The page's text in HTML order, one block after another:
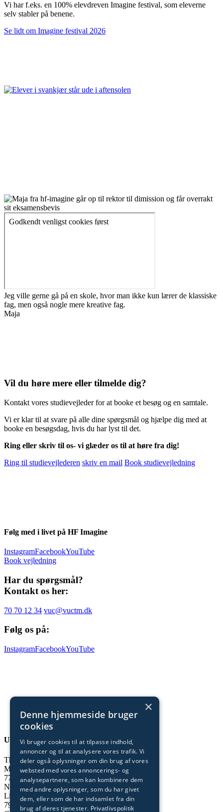
Vi har f.eks. en 100% elevdreven Imagine festival, som eleverne
selv stabler på benene.
Se lidt om Imagine festival 2026
Jeg ville gerne gå på en skole, hvor man ikke kun lærer de klassiske
fag, men også nogle mere kreative fag.
Maja
Vil du høre mere eller tilmelde dig?
Kontakt vores studievejleder for at booke et besøg og en samtale.
Vi er klar til at svare på alle dine spørgsmål og hjælpe dig med at
booke en besøgsdag, hvis du har lyst til det.
Ring eller skriv til os- vi glæder os til at høre fra dig!
Ring til studievejlederen skriv en mail Book studievejledning
Følg med i livet på HF Imagine
InstagramFacebookYouTube
Book vejledning
Har du spørgsmål?
Kontakt os her:
70 70 12 34 vuc@vuctm.dk
Følg os på:
InstagramFacebookYouTube
Undervisning og administration
Thisted
Munkevej 9
7700 Thisted
Nykøbing
Limfjordsvej 95
7900 Nykøbing Mors
×
Denne hjemmeside bruger
cookies
Vi bruger cookies til at tilpasse indhold,
annoncer og til at analysere vores trafik. Vi
deler også oplysninger om din brug af vores
websted med vores annoncerings- og
analysepartnere, som kan kombinere dem
med andre oplysninger, som du har givet
dem, eller som de har indsamlet fra din
brug af deres tjenester. Privatlivspolitik